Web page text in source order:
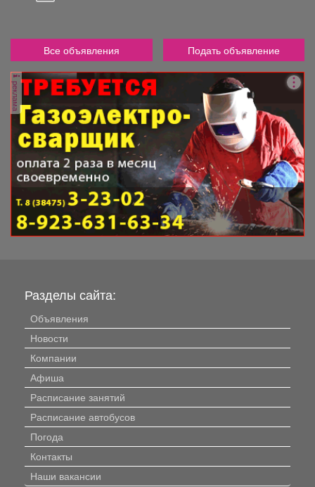
Все объявления Подать объявление
реклама
Разделы сайта:
Объявления
Новости
Компании
Афиша
Расписание занятий
Расписание автобусов
Погода
Контакты
Наши вакансии